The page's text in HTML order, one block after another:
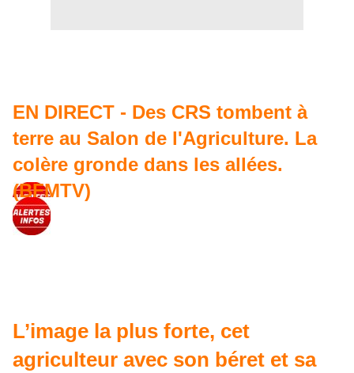
EN DIRECT - Des CRS tombent à
terre au Salon de l'Agriculture. La
colère gronde dans les allées.
(BFMTV)
L’image la plus forte, cet
agriculteur avec son béret et sa